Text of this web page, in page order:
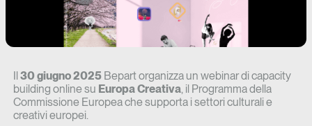
Il 30 giugno 2025Bepart organizza un webinar di capacity
building online su Europa Creativa, il Programma della
Commissione Europea che supporta i settori culturali e
creativi europei.